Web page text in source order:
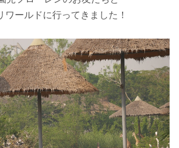
ワールドに行ってきました！